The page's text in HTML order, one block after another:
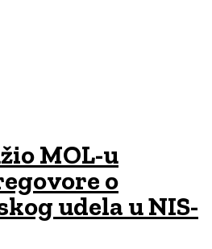
MOL-u
o
udela u NIS-